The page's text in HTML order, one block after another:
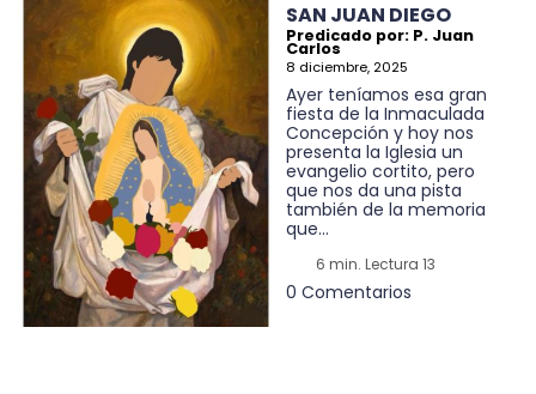
SAN JUAN DIEGO
Predicado por: P. Juan
Carlos
8 diciembre, 2025
Ayer teníamos esa gran
fiesta de la Inmaculada
Concepción y hoy nos
presenta la Iglesia un
evangelio cortito, pero
que nos da una pista
también de la memoria
que...
6 min. Lectura 13
0 Comentarios